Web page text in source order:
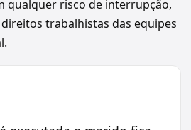
qualquer risco de interrupção,
trabalhistas das equipes